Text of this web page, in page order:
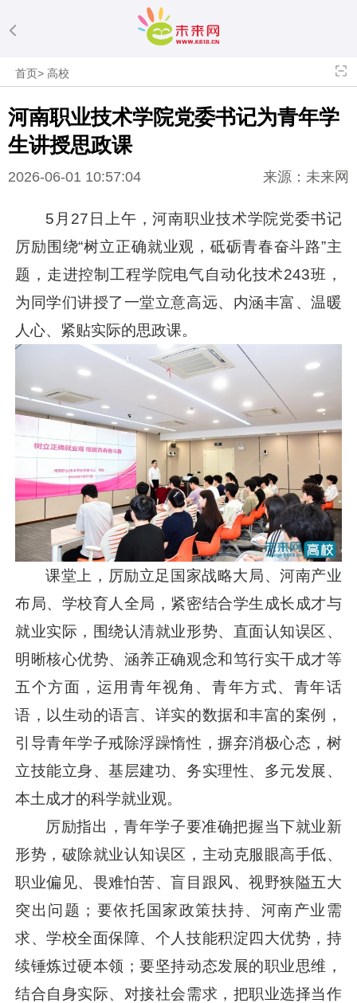
首页>高校
河南职业技术学院党委书记为青年学
生讲授思政课
2026-06-01 10:57:04 来源：未来网
5月27日上午，河南职业技术学院党委书记
厉励围绕“树立正确就业观，砥砺青春奋斗路”主
题，走进控制工程学院电气自动化技术243班，
为同学们讲授了一堂立意高远、内涵丰富、温暖
人心、紧贴实际的思政课。
课堂上，厉励立足国家战略大局、河南产业
布局、学校育人全局，紧密结合学生成长成才与
就业实际，围绕认清就业形势、直面认知误区、
明晰核心优势、涵养正确观念和笃行实干成才等
五个方面，运用青年视角、青年方式、青年话
语，以生动的语言、详实的数据和丰富的案例，
引导青年学子戒除浮躁惰性，摒弃消极心态，树
立技能立身、基层建功、务实理性、多元发展、
本土成才的科学就业观。
厉励指出，青年学子要准确把握当下就业新
形势，破除就业认知误区，主动克服眼高手低、
职业偏见、畏难怕苦、盲目跟风、视野狭隘五大
突出问题；要依托国家政策扶持、河南产业需
求、学校全面保障、个人技能积淀四大优势，持
续锤炼过硬本领；要坚持动态发展的职业思维，
结合自身实际、对接社会需求，把职业选择当作